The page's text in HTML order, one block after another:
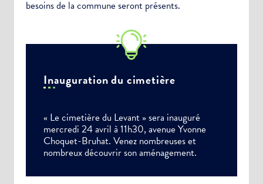
besoins de la commune seront présents.
Inauguration du cimetière
« Le cimetière du Levant » sera inauguré
mercredi 24 avril à 11h30, avenue Yvonne
Choquet-Bruhat. Venez nombreuses et
nombreux découvrir son aménagement.